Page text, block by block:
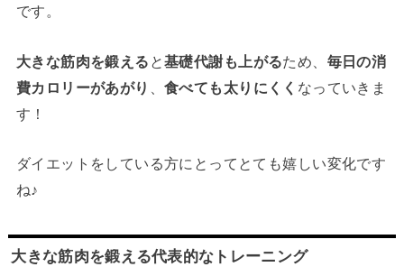
です。
大きな筋肉を鍛える と基礎代謝も上がるため、 毎日の消
費カロリーがあがり
、食べても太りにくく なっていきま
す！
ダイエットをしている方にとってとても嬉しい変化です
ね♪
大きな筋肉を鍛える代表的なトレーニング